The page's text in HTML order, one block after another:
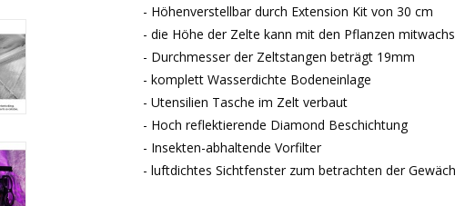
- Höhenverstellbar durch Extension Kit von 30 cm
- die Höhe der Zelte kann mit den Pflanzen
- Durchmesser der Zeltstangen beträgt 19mm
- komplett Wasserdichte Bodeneinlage
- Utensilien Tasche im Zelt verbaut
- Hoch reflektierende Diamond Beschichtung
- Insekten-abhaltende Vorfilter
- luftdichtes Sichtfenster zum betrachten der